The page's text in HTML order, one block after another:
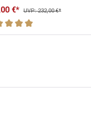
€*
UVP: 232,00 €*
Bewertung